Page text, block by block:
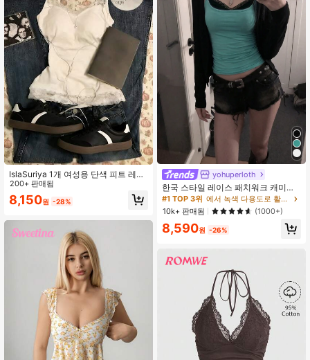
IslaSuriya 1개 여성용 단색 피트 레이
스 패치워크 캐미솔
200+ 판매됨
8,150원 -28%
yohuperloth
한국 스타일 레이스 패치워크 캐미솔
탱크 탑, Y2K 에스테틱, 스트리트웨어
캐주얼 여름
#1 TOP 3위
에서 녹색 다용도로 활용 가능한 데일리 탑
10k+ 판매됨
(1000+)
8,590원 -26%